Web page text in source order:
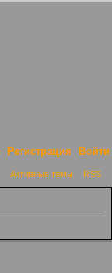
Регистрация Войти
Активные темы RSS